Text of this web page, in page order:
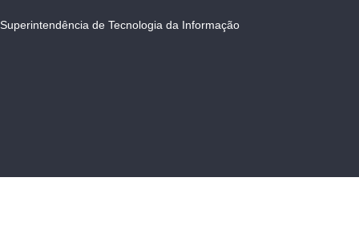
Superintendência de Tecnologia da Informação